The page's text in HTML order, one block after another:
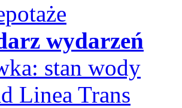
wydarzeń
stan wody
Linea Trans